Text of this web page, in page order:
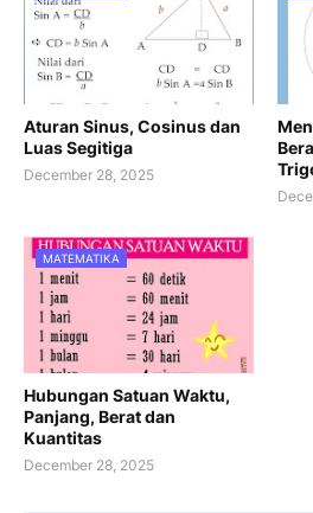
Aturan Sinus, Cosinus dan
Luas Segitiga
December 28, 2025
MATEMATIKA
Hubungan Satuan Waktu,
Panjang, Berat dan
Kuantitas
December 28, 2025